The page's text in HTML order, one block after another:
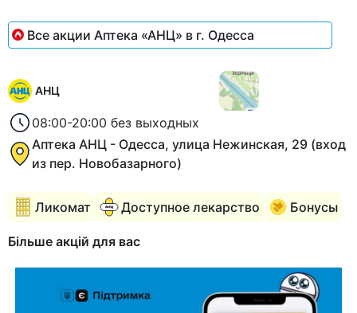
Все акции Аптека «АНЦ» в г. Одесса
АНЦ
08:00-20:00 без выходных
Аптека АНЦ - Одесса, улица Нежинская, 29 (вход
из пер. Новобазарного)
Ликомат Доступное лекарство Бонусы
Більше акцій для вас